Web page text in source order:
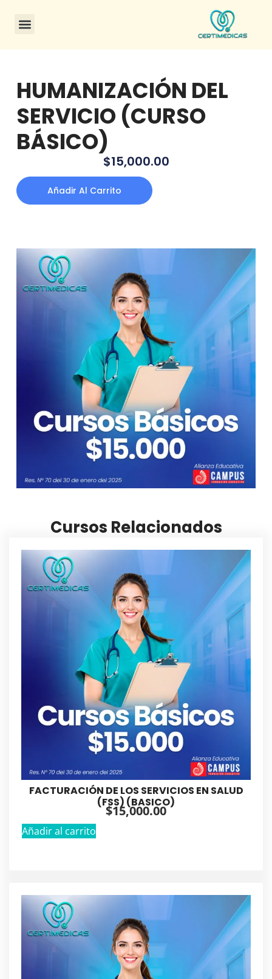
HUMANIZACIÓN DEL
SERVICIO (CURSO
BÁSICO)
$15,000.00
Añadir Al Carrito
Cursos Relacionados
FACTURACIÓN DE LOS SERVICIOS EN SALUD
(FSS) (BASICO)
$15,000.00
Añadir al carrito